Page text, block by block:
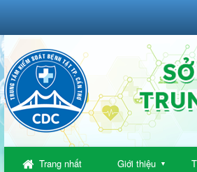
Trang nhất Giới thiệu ▼